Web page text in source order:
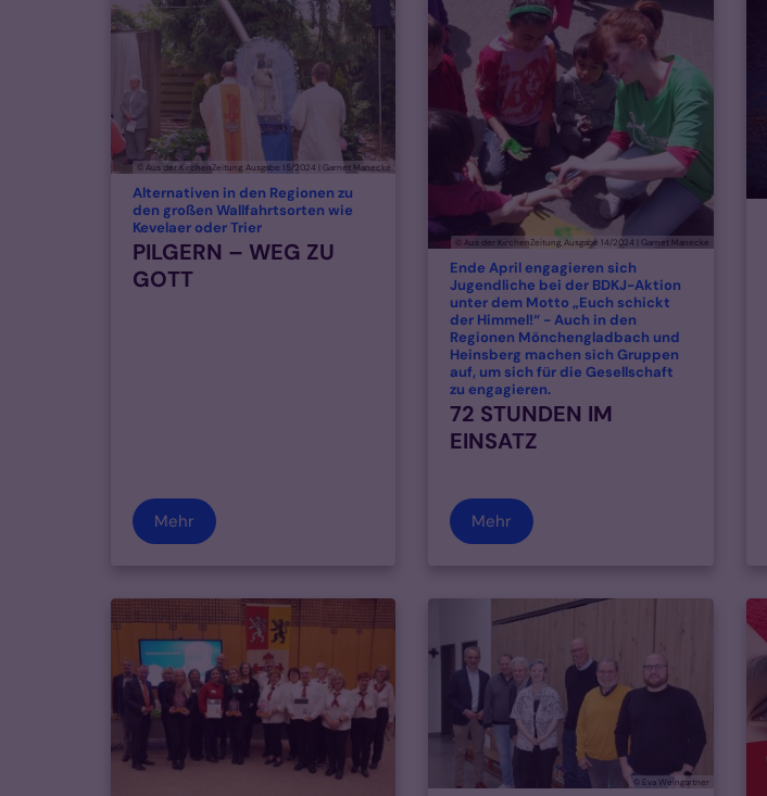
© Aus der KirchenZeitung, Ausgabe 15/2024 | Garnet Manecke
Alternativen in den Regionen zu
den großen Wallfahrtsorten wie
Kevelaer oder Trier:
PILGERN – WEG ZU
GOTT
Mehr
© Aus der KirchenZeitung, Ausgabe 14/2024 | Garnet Manecke
Ende April engagieren sich
Jugendliche bei der BDKJ-Aktion
unter dem Motto „Euch schickt
der Himmel!“ - Auch in den
Regionen Mönchengladbach und
Heinsberg machen sich Gruppen
auf, um sich für die Gesellschaft
zu engagieren.:
72 STUNDEN IM
EINSATZ
Mehr
© Eva Weingärtner